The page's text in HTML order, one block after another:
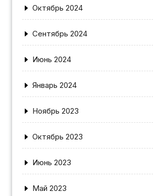
Октябрь 2024
Сентябрь 2024
Июнь 2024
Январь 2024
Ноябрь 2023
Октябрь 2023
Июнь 2023
Май 2023